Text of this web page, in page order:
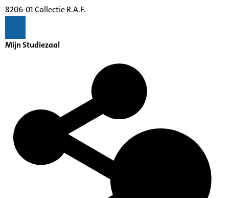
8206-01 Collectie R.A.F.
Mijn Studiezaal